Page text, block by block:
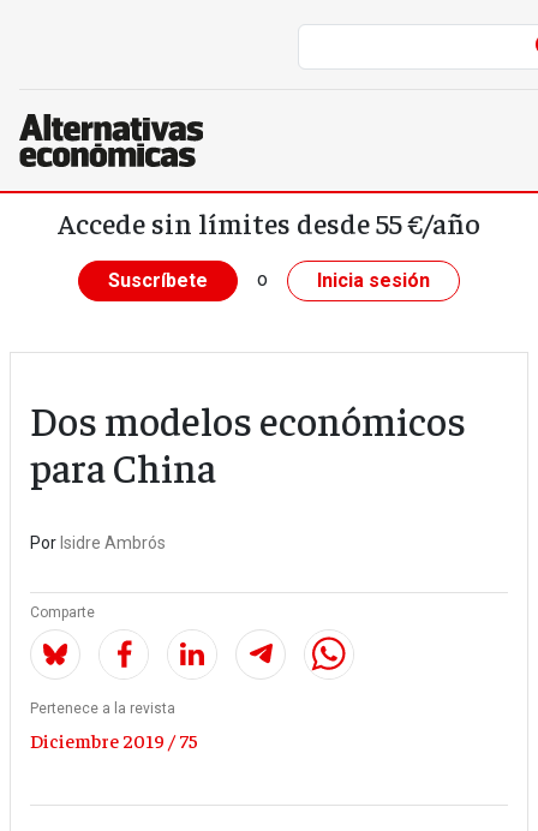
Pasar al contenido principal
Accede sin límites desde 55 €/año
Suscríbete o Inicia sesión
Dos modelos económicos
para China
Por Isidre Ambrós
Comparte
Pertenece a la revista
Diciembre 2019 / 75